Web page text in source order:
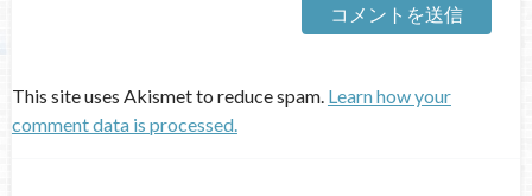
This site uses Akismet to reduce spam. Learn how your
comment data is processed.